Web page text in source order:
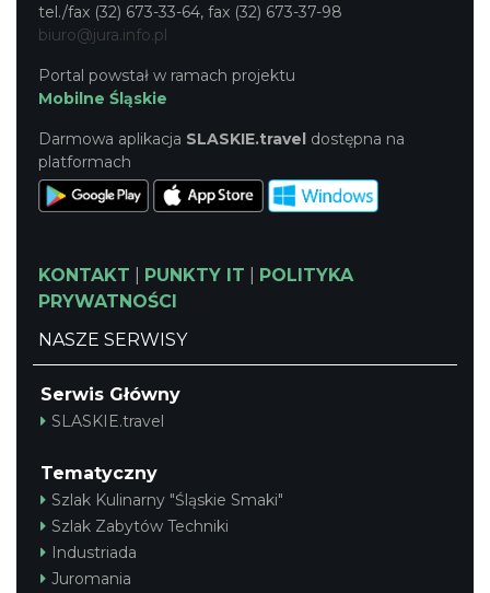
tel./fax (32) 673-33-64, fax (32) 673-37-98
biuro@jura.info.pl
Portal powstał w ramach projektu
Mobilne Śląskie
Darmowa aplikacja SLASKIE.travel dostępna na
platformach
KONTAKT PUNKTY IT
POLITYKA
PRYWATNOŚCI
NASZE SERWISY
Serwis Główny
SLASKIE.travel
Tematyczny
Szlak Kulinarny "Śląskie Smaki"
Szlak Zabytów Techniki
Industriada
Juromania